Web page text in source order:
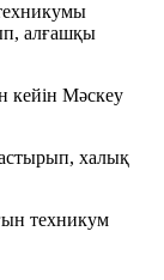
алғашқы
кейін Мәскеу
халық
техникум